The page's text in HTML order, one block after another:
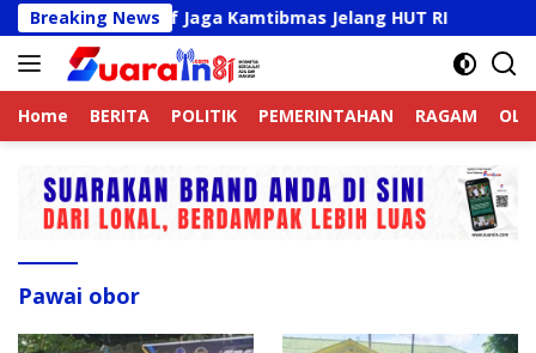
Langsung
ke
konten
Breaking News
Aktif Jaga Kamtibmas Jelang HUT RI Sambut
Home BERITA POLITIK PEMERINTAHAN RAGAM
Pawai obor